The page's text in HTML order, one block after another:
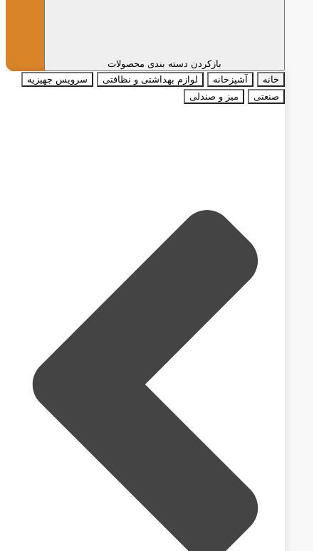
بازکردن دسته بندی محصولات
خانه
آشپزخانه لوازم بهداشتی و نظافتی
سرویس جهیزیه
صنعتی
میز و صندلی